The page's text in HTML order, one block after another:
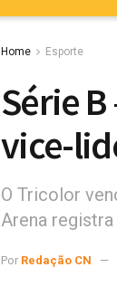
Home Esporte
Série B
vice-
O Tricolor
Arena
Por Redação CN